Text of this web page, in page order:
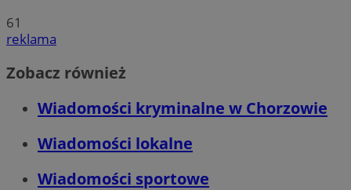
61
reklama
Zobacz również
Wiadomości kryminalne w Chorzowie
Wiadomości lokalne
Wiadomości sportowe